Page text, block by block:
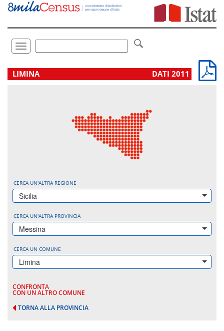
Vai
direttamente
Toggle
navigation
LIMINA DATI 2011
CERCA UN'ALTRA REGIONE
Sicilia
CERCA UN'ALTRA PROVINCIA
Messina
CERCA UN COMUNE
Limina
CONFRONTA
CON UN ALTRO COMUNE
TORNA ALLA PROVINCIA